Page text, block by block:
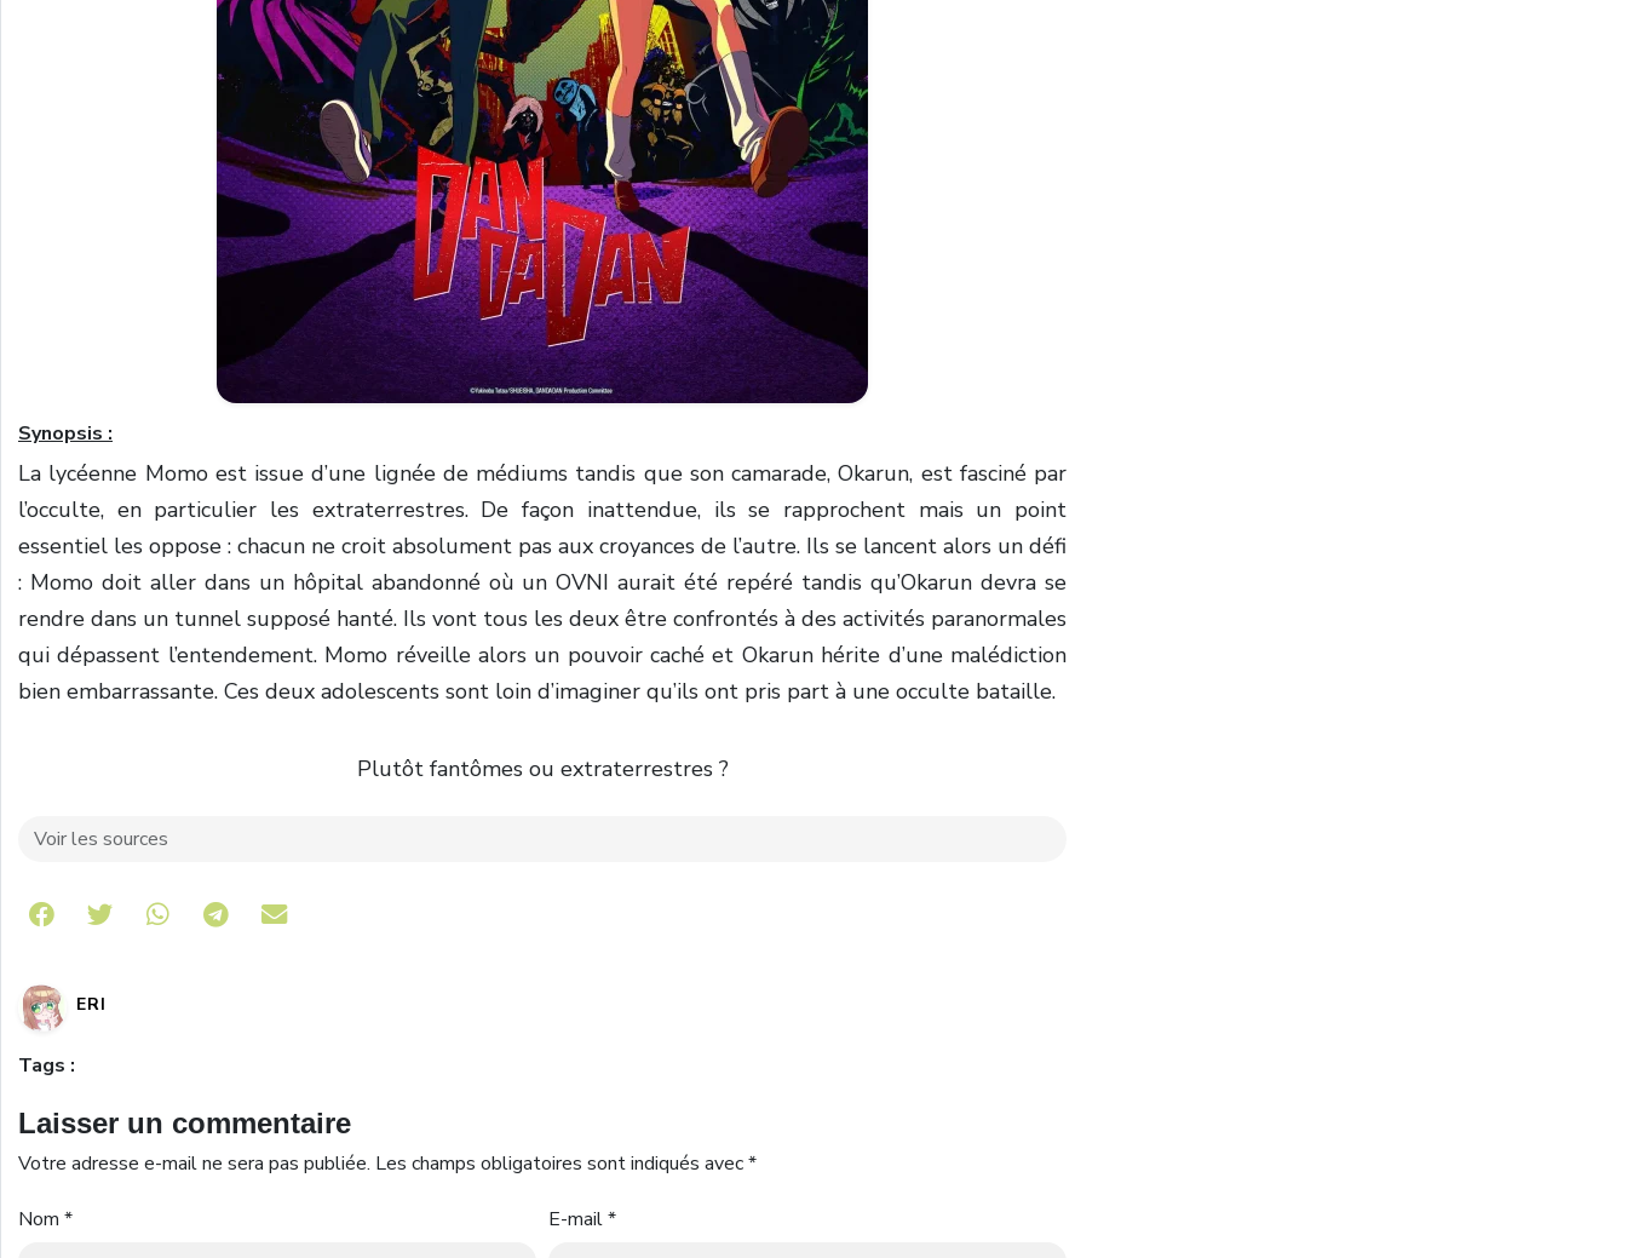
Synopsis :
La lycéenne Momo est issue d’une lignée de médiums tandis que son camarade, Okarun, est fasciné par
l’occulte, en particulier les extraterrestres. De façon inattendue, ils se rapprochent mais un point
essentiel les oppose : chacun ne croit absolument pas aux croyances de l’autre. Ils se lancent alors un défi
: Momo doit aller dans un hôpital abandonné où un OVNI aurait été repéré tandis qu’Okarun devra se
rendre dans un tunnel supposé hanté. Ils vont tous les deux être confrontés à des activités paranormales
qui dépassent l’entendement. Momo réveille alors un pouvoir caché et Okarun hérite d’une malédiction
bien embarrassante. Ces deux adolescents sont loin d’imaginer qu’ils ont pris part à une occulte bataille.
Plutôt fantômes ou extraterrestres ?
Voir les sources
Share on Telegram
ERI
Tags :
Laisser un commentaire
Votre adresse e-mail ne sera pas publiée. Les champs obligatoires sont indiqués avec*
Nom * E-mail*